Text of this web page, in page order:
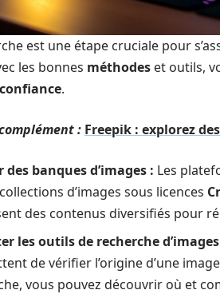
est une étape cruciale pour
les bonnes méthodes et outils,
confiance.
: Freepik : explorez
des banques d’images : Les
d’images sous licences
des contenus diversifiés pour
les outils de recherche
de vérifier l’origine d’une
vous pouvez découvrir où et